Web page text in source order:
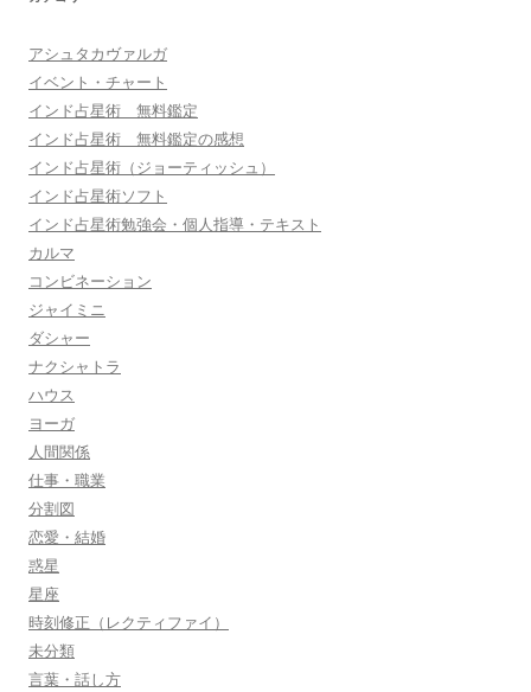
アシュタカヴァルガ
イベント・チャート
インド占星術 無料鑑定
インド占星術 無料鑑定の感想
インド占星術（ジョーティッシュ）
インド占星術ソフト
インド占星術勉強会・個人指導・テキスト
カルマ
コンビネーション
ジャイミニ
ダシャー
ナクシャトラ
ハウス
ヨーガ
人間関係
仕事・職業
分割図
恋愛・結婚
惑星
星座
時刻修正（レクティファイ）
未分類
言葉・話し方